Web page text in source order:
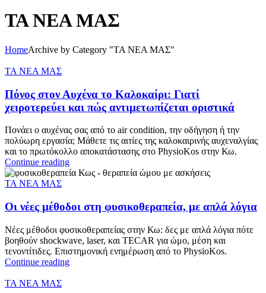
ΤΑ ΝΕΑ ΜΑΣ
HomeArchive by Category "ΤΑ ΝΕΑ ΜΑΣ"
ΤΑ ΝΕΑ ΜΑΣ
Πόνος στον Αυχένα το Καλοκαίρι: Γιατί
χειροτερεύει και πώς αντιμετωπίζεται οριστικά
Πονάει ο αυχένας σας από το air condition, την οδήγηση ή την
πολύωρη εργασία; Μάθετε τις αιτίες της καλοκαιρινής αυχεναλγίας
και το πρωτόκολλο αποκατάστασης στο PhysioKos στην Κω.
Continue reading
ΤΑ ΝΕΑ ΜΑΣ
Οι νέες μέθοδοι στη φυσικοθεραπεία, με απλά λόγια
Νέες μέθοδοι φυσικοθεραπείας στην Κω: δες με απλά λόγια πότε
βοηθούν shockwave, laser, και TECAR για ώμο, μέση και
τενοντίτιδες. Επιστημονική ενημέρωση από το PhysioKos.
Continue reading
ΤΑ ΝΕΑ ΜΑΣ